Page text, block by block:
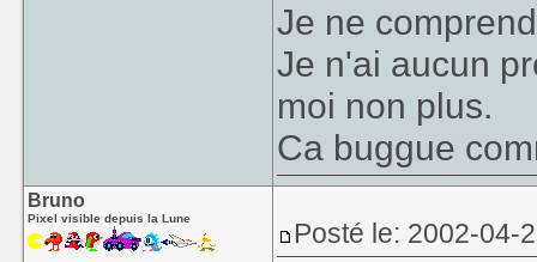
Je ne
Je n'ai aucun
moi non plus.
Ca buggue
Bruno
Pixel visible depuis la Lune Posté le: 2002-04-